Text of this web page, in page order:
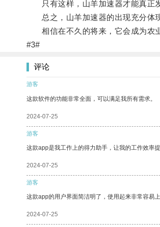
只有这样，山羊加速器才能真正发
总之，山羊加速器的出现充分体现
相信在不久的将来，它会成为农业
#3#
评论
游客
这款软件的功能非常全面，可以满足我所有需求。
2024-07-25
游客
这款app是我工作上的得力助手，让我的工作效率
2024-07-25
游客
这款app的用户界面简洁明了，使用起来非常容易
2024-07-25